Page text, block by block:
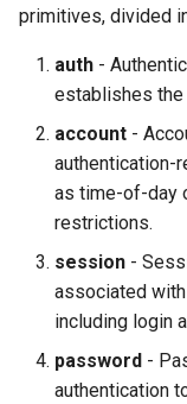
primitives, divided
auth -
establishes the
account -
authentication-
as time-of-day
restrictions.
session -
associated
including login
password -
authentication